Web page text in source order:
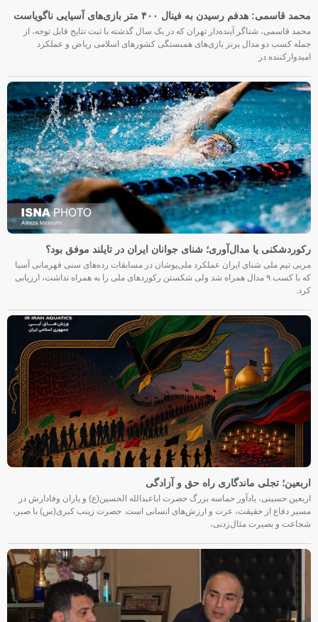
محمد قاسمی: هدفم رسیدن به فینال ۴۰۰ متر بازی‌های آسیایی ناگویاست
محمد قاسمی، شناگر آینده‌دار تهران که در یک سال گذشته با ثبت نتایج قابل توجه، از
جمله کسب دو مدال برنز بازی‌های همبستگی کشورهای اسلامی ریاض و عملکرد
امیدوارکننده در
رکوردشکنی یا مدال‌آوری؛ شنای جوانان ایران در تایلند موفق بود؟
مربی تیم ملی شنای ایران عملکرد ملی‌پوشان در مسابقات رده‌های سنی قهرمانی آسیا
که با کسب ۹ مدال همراه شد ولی شکستن رکوردهای ملی را به همراه نداشت، ارزیابی
کرد.
اربعین؛ تجلی ماندگاری راه حق و آزادگی
اربعین حسینی، یادآور حماسه بزرگ حضرت اباعبدالله الحسین(ع) و یاران وفادارش در
مسیر دفاع از حقیقت، عزت و ارزش‌های انسانی است. حضرت زینب کبری(س) با صبر،
شجاعت و بصیرت مثال‌زدنی،